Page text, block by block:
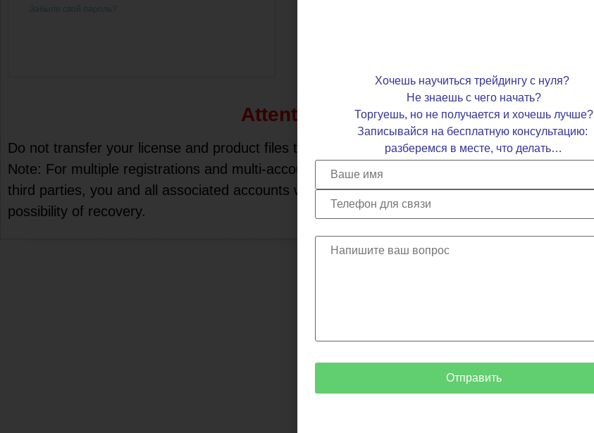
Забыли свой пароль?
Attention!
Do not transfer your license and product files to third parties under any circumstances.
Note: For multiple registrations and multi-accounts, transfer of the product or license to
third parties, you and all associated accounts will be blocked forever without the
possibility of recovery.
Хочешь научиться трейдингу с нуля?
Не знаешь с чего начать?
Торгуешь, но не получается и хочешь лучше?
Записывайся на бесплатную консультацию:
разберемся в месте, что делать…